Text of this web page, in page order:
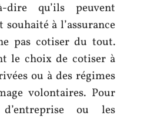
dire qu’ils peuvent
à l’assurance
pas cotiser du tout.
le choix de cotiser à
ou à des régimes
volontaires. Pour
ou les